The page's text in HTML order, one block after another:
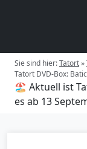
Sie sind hier:Tatort»
Tatort DVD-Box:
🏖️ Aktuell ist
es ab 13